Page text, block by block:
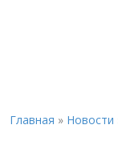
Главная » Новости